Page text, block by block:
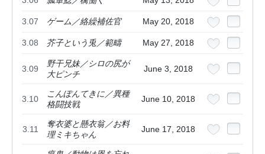
3.07 ゲーム／絡繰補佐官 May 20, 2018
3.08 芥子という兎／範疇 May 27, 2018
3.09
野干兄妹／シロの尻が
大ピンチ
June 3, 2018
3.10
こんぽんてきに／異種
格闘技戦
June 10, 2018
3.11
奪衣婆と懸衣翁／お料
理ミキちゃん
June 17, 2018